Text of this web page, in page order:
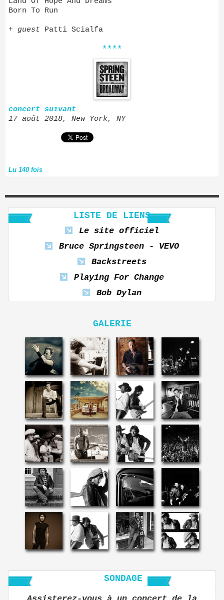
Born To Run
+ guest Patti Scialfa
****
concert suivant
17 août 2018, New York, NY
Lu 140 fois
LISTE DE LIENS
Le site officiel
Bruce Springsteen - VEVO
Backstreets
Playing For Change
Bob Dylan
GALERIE
SONDAGE